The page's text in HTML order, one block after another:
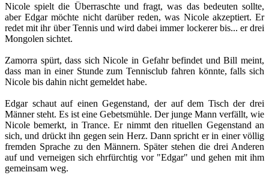
Nicole spielt die Überraschte und fragt, was das bedeuten sollte,
aber Edgar möchte nicht darüber reden, was Nicole akzeptiert. Er
redet mit ihr über Tennis und wird dabei immer lockerer bis... er drei
Mongolen sichtet.
Zamorra spürt, dass sich Nicole in Gefahr befindet und Bill meint,
dass man in einer Stunde zum Tennisclub fahren könnte, falls sich
Nicole bis dahin nicht gemeldet habe.
Edgar schaut auf einen Gegenstand, der auf dem Tisch der drei
Männer steht. Es ist eine Gebetsmühle. Der junge Mann verfällt, wie
Nicole bemerkt, in Trance. Er nimmt den rituellen Gegenstand an
sich, und drückt ihn gegen sein Herz. Dann spricht er in einer völlig
fremden Sprache zu den Männern. Später stehen die drei Anderen
auf und verneigen sich ehrfürchtig vor "Edgar" und gehen mit ihm
gemeinsam weg.